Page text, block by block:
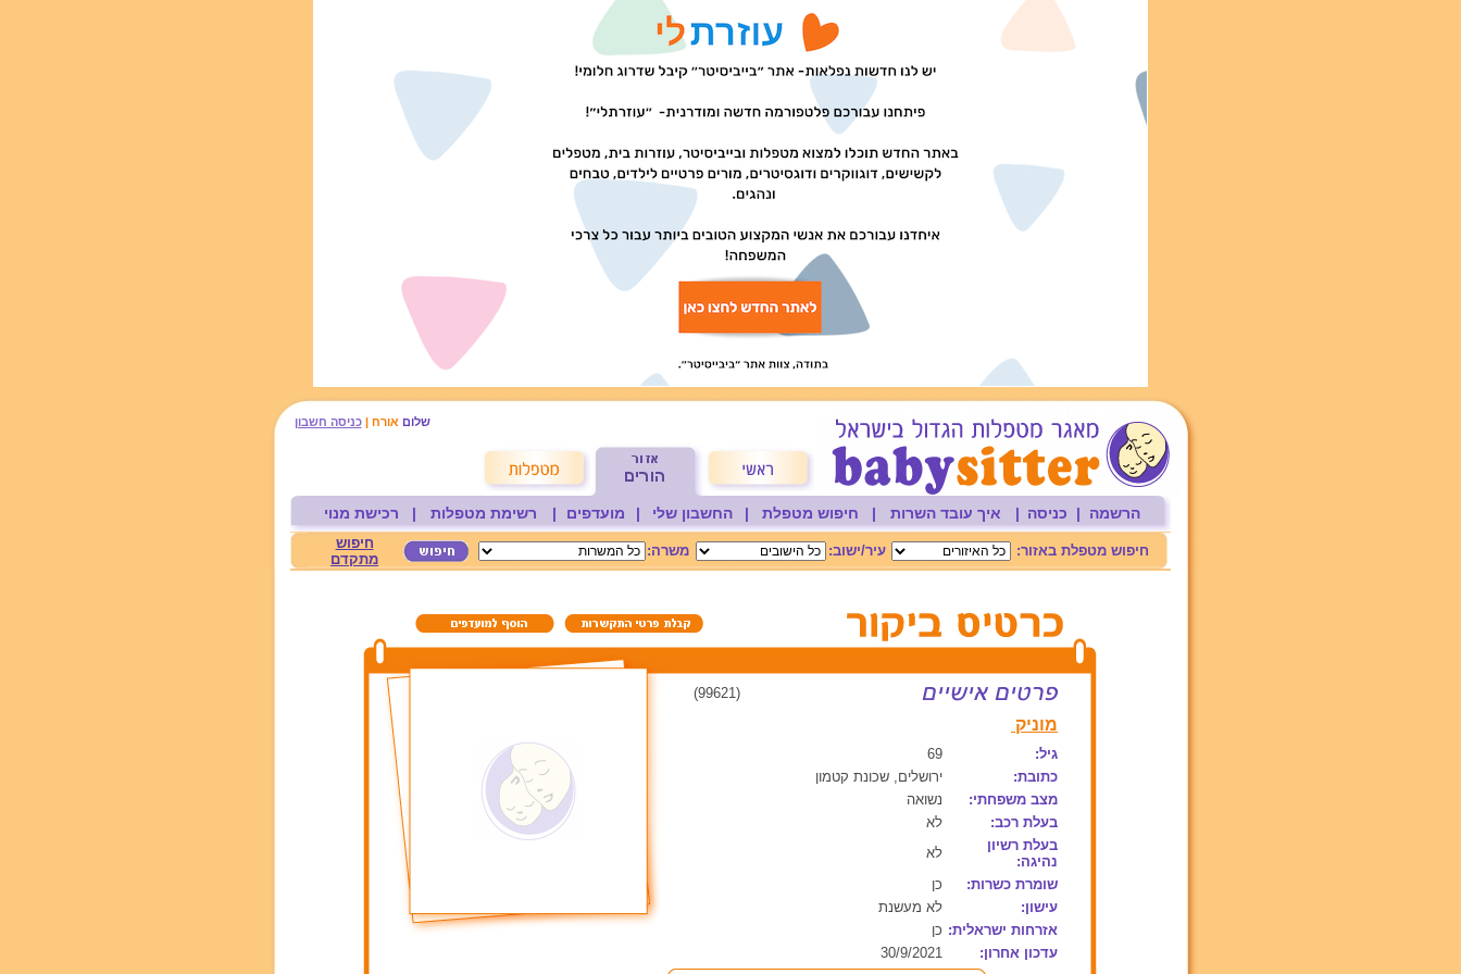
שלום אורח |כניסה חשבון
הרשמה | כניסה | איך עובד השרות | חיפוש מטפלת | החשבון שלי | מועדפים | רשימת מטפלות | רכישת מנוי
חיפוש מטפלת באזור: עיר/ישוב: משרה:
חיפוש
מתקדם
(99621)
מוניק
גיל:
69
כתובת:
ירושלים, שכונת קטמון
מצב משפחתי:
נשואה
בעלת רכב:
לא
בעלת רשיון
נהיגה:
לא
שומרת כשרות:
כן
עישון:
לא מעשנת
אזרחות ישראלית: כן
עדכון אחרון:
30/9/2021